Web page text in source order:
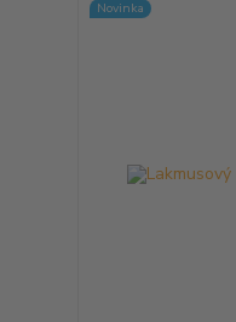
Novinka